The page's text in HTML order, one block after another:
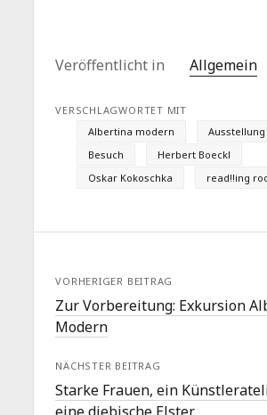
Veröffentlicht in Allgemein
VERSCHLAGWORTET MIT
Albertina modern
Ausstellung
Besuch
Herbert Boeckl
Oskar Kokoschka
read!!ing
VORHERIGER BEITRAG
Zur Vorbereitung: Exkursion
Modern
NÄCHSTER BEITRAG
Starke Frauen, ein